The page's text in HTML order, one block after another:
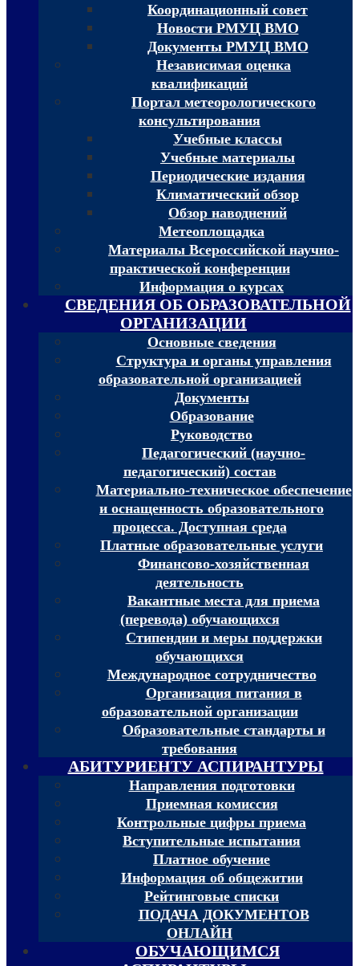
Координационный совет
Новости РМУЦ ВМО
Документы РМУЦ ВМО
Независимая оценка
квалификаций
Портал метеорологического
консультирования
Учебные классы
Учебные материалы
Периодические издания
Климатический обзор
Обзор наводнений
Метеоплощадка
Материалы Всероссийской научно-
практической конференции
Информация о курсах
СВЕДЕНИЯ ОБ ОБРАЗОВАТЕЛЬНОЙ
ОРГАНИЗАЦИИ
Основные сведения
Структура и органы управления
образовательной организацией
Документы
Образование
Руководство
Педагогический (научно-
педагогический) состав
Материально-техническое обеспечение
и оснащенность образовательного
процесса. Доступная среда
Платные образовательные услуги
Финансово-хозяйственная
деятельность
Вакантные места для приема
(перевода) обучающихся
Стипендии и меры поддержки
обучающихся
Международное сотрудничество
Организация питания в
образовательной организации
Образовательные стандарты и
требования
АБИТУРИЕНТУ АСПИРАНТУРЫ
Направления подготовки
Приемная комиссия
Контрольные цифры приема
Вступительные испытания
Платное обучение
Информация об общежитии
Рейтинговые списки
ПОДАЧА ДОКУМЕНТОВ
ОНЛАЙН
ОБУЧАЮЩИМСЯ